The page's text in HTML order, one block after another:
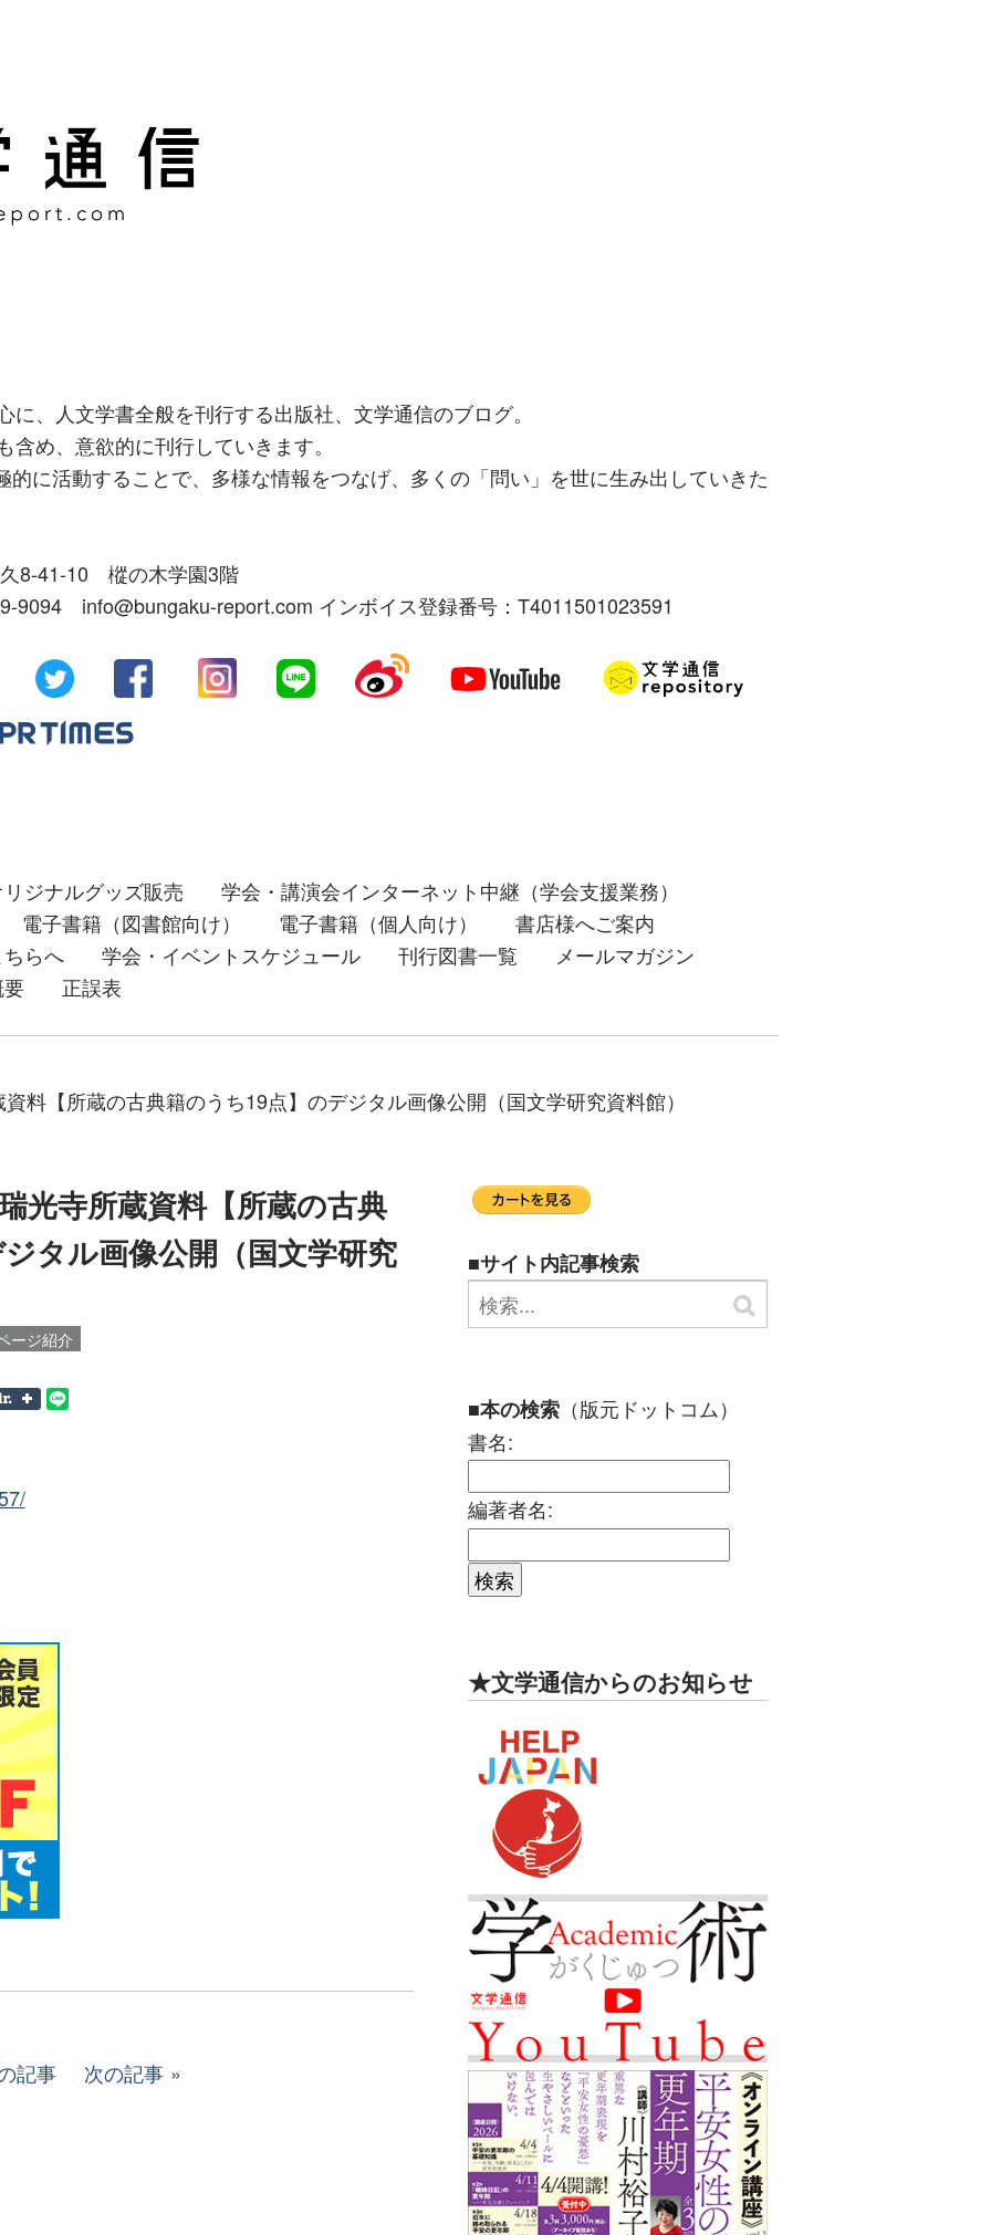
、人文学書全般を刊行する出版社、文学通信のブログ。
め、意欲的に刊行していきます。
に活動することで、多様な情報をつなげ、多くの「問い」を世に生み出していきた
8-41-10 樅の木学園3階
9094 info@bungaku-report.com インボイス登録番号：T4011501023591
ジナルグッズ販売
学会・講演会インターネット中継（学会支援業務）
電子書籍（図書館向け）
電子書籍（個人向け）
書店様へご案内
らへ
学会・イベントスケジュール 刊行図書一覧
メールマガジン
正誤表
料【所蔵の古典籍のうち19点】のデジタル画像公開（国文学研究資料館）
光寺所蔵資料【所蔵の古典
タル画像公開（国文学研究
ージ紹介
記事 次の記事
■サイト内記事検索
■本の検索（版元ドットコム）
書名:
編著者名:
★文学通信からのお知らせ